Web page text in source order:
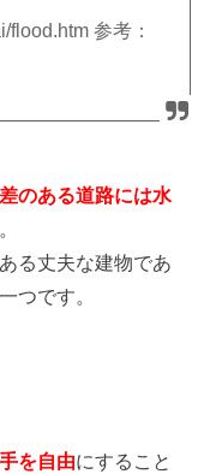
参考：
のある道路には水
る丈夫な建物であ
つです。
を自由にすること